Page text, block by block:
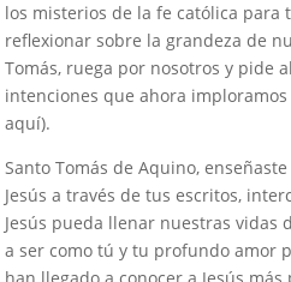
los misterios de la fe católica para
reflexionar sobre la grandeza de
Tomás, ruega por nosotros y pide
intenciones que ahora
aquí).
Santo Tomás de Aquino,
Jesús a través de tus escritos,
Jesús pueda llenar nuestras vidas
a ser como tú y tu profundo amor